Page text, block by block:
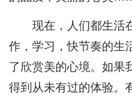
现在，人们都生活在
作，学习，快节奏的生
了欣赏美的心境。如果
得到从未有过的体验。